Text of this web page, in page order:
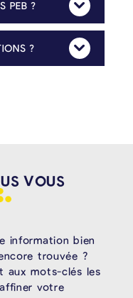
PEB ? Mehr
? Mehr
VOUS
information bien
trouvée ?
aux mots-clés les
votre